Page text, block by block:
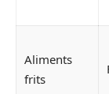
Aliments
frits